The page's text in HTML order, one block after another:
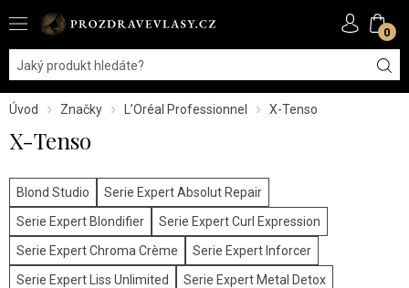
0
Úvod Značky L’Oréal Professionnel X-Tenso
X-Tenso
Blond Studio
Serie Expert Absolut Repair
Serie Expert Blondifier
Serie Expert Curl Expression
Serie Expert Chroma Crème
Serie Expert Inforcer
Serie Expert Liss Unlimited
Serie Expert Metal Detox